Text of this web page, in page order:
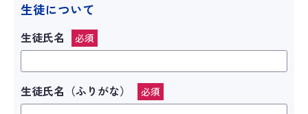
生徒について
生徒氏名 必須
生徒氏名（ふりがな） 必須